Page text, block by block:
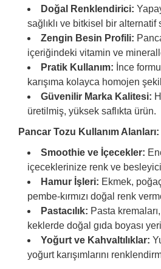
​Doğal Renklendirici:
sağlıklı ve bitkisel bir alternatif
​Zengin Besin Profili:
içeriğindeki vitamin ve
​Pratik Kullanım: İnce
karışıma kolayca homojen
Güvenilir Marka Kalitesi:
üretilmiş, yüksek saflıkta ürün.
​Pancar Tozu Kullanım Alanları:
Smoothie ve İçecekler:
içeceklerinize renk ve
​Hamur İşleri: Ekmek,
pembe-kırmızı doğal renk
​Pastacılık: Pasta
keklerde doğal gıda boyası
​Yoğurt ve Kahvaltılıklar:
yoğurt karışımlarını